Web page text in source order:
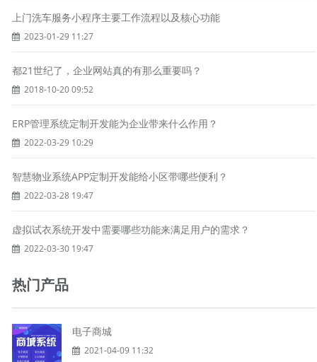
上门洗车服务小程序主要工作流程以及核心功能
2023-01-29 11:27
都21世纪了，企业网站真的有那么重要吗？
2018-10-20 09:52
ERP管理系统定制开发能为企业带来什么作用？
2022-03-29 10:29
智慧物业系统APP定制开发能给小区带哪些便利？
2022-03-28 19:47
虚拟试衣系统开发中需要哪些功能来满足用户的需求？
2022-03-30 19:47
热门产品
电子商城
2021-04-09 11:32